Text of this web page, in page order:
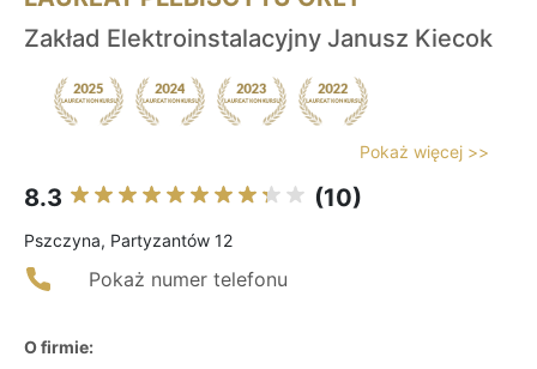
Zakład Elektroinstalacyjny Janusz Kiecok
Pokaż więcej >>
8.3 (10)
Pszczyna, Partyzantów 12
Pokaż numer telefonu
O firmie: